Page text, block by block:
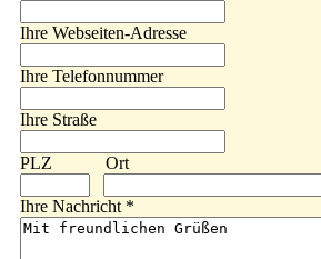
Ihre Webseiten-Adresse
Ihre Telefonnummer
Ihre Straße
PLZ Ort
Ihre Nachricht *